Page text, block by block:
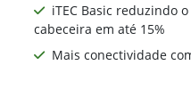
iTEC Basic reduzindo
cabeceira em até 15%
Mais conectividade